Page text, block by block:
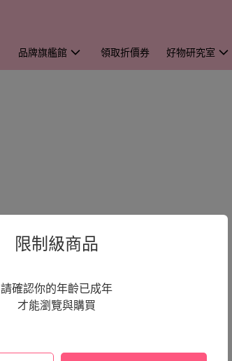
限制級商品
請確認你的年齡已成年
才能瀏覽與購買
品牌旗艦館 領取折價券 好物研究室